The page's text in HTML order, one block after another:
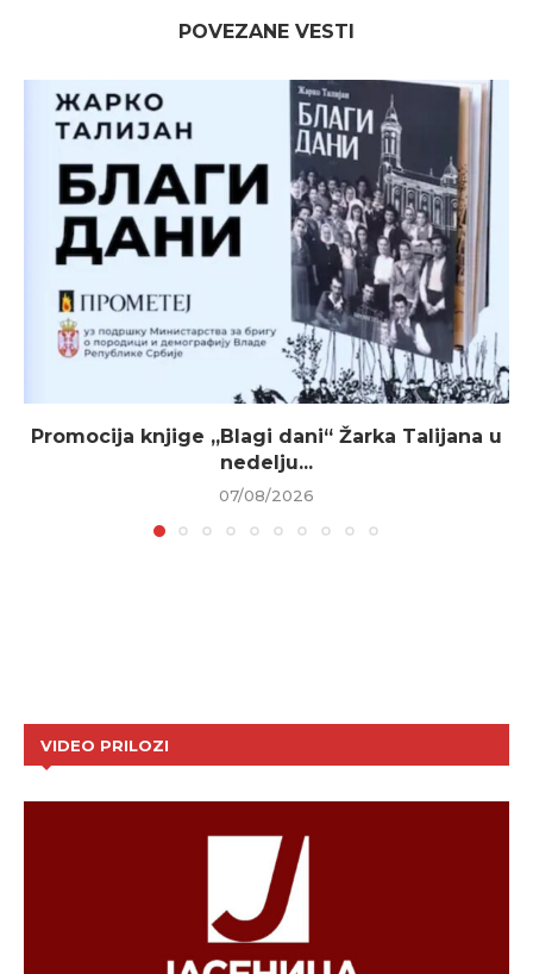
POVEZANE VESTI
Promocija knjige „Blagi dani“ Žarka Talijana u
nedelju...
07/08/2026
VIDEO PRILOZI